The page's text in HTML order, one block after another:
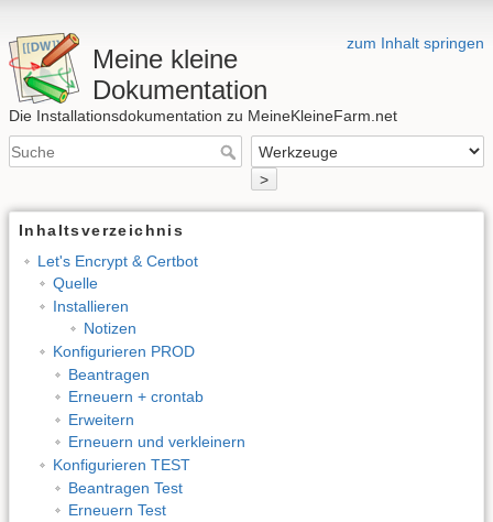
zum Inhalt springen
Meine kleine
Dokumentation
Die Installationsdokumentation zu MeineKleineFarm.net
>
Inhaltsverzeichnis
Let's Encrypt & Certbot
Quelle
Installieren
Notizen
Konfigurieren PROD
Beantragen
Erneuern + crontab
Erweitern
Erneuern und verkleinern
Konfigurieren TEST
Beantragen Test
Erneuern Test